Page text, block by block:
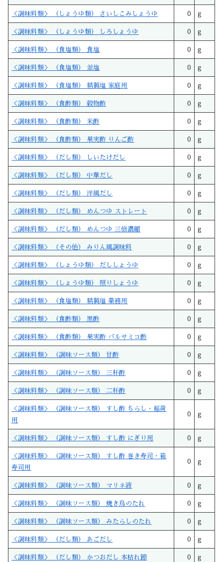
＜調味料類＞ （しょうゆ類） さいしこみしょうゆ 0 g
＜調味料類＞ （しょうゆ類） しろしょうゆ 0 g
＜調味料類＞ （食塩類） 食塩 0 g
＜調味料類＞ （食塩類） 並塩 0 g
＜調味料類＞ （食塩類） 精製塩 家庭用 0 g
＜調味料類＞ （食酢類） 穀物酢 0 g
＜調味料類＞ （食酢類） 米酢 0 g
＜調味料類＞ （食酢類） 果実酢 りんご酢 0 g
＜調味料類＞ （だし類） しいたけだし 0 g
＜調味料類＞ （だし類） 中華だし 0 g
＜調味料類＞ （だし類） 洋風だし 0 g
＜調味料類＞ （だし類） めんつゆ ストレート 0 g
＜調味料類＞ （だし類） めんつゆ 三倍濃縮 0 g
＜調味料類＞ （その他） みりん風調味料 0 g
＜調味料類＞ （しょうゆ類） だししょうゆ 0 g
＜調味料類＞ （しょうゆ類） 照りしょうゆ 0 g
＜調味料類＞ （食塩類） 精製塩 業務用 0 g
＜調味料類＞ （食酢類） 黒酢 0 g
＜調味料類＞ （食酢類） 果実酢 バルサミコ酢 0 g
＜調味料類＞ （調味ソース類） 甘酢 0 g
＜調味料類＞ （調味ソース類） 三杯酢 0 g
＜調味料類＞ （調味ソース類） 二杯酢 0 g
＜調味料類＞ （調味ソース類） すし酢 ちらし・稲荷
用
0 g
＜調味料類＞ （調味ソース類） すし酢 にぎり用 0 g
＜調味料類＞ （調味ソース類） すし酢 巻き寿司・箱
寿司用
0 g
＜調味料類＞ （調味ソース類） マリネ液 0 g
＜調味料類＞ （調味ソース類） 焼き鳥のたれ 0 g
＜調味料類＞ （調味ソース類） みたらしのたれ 0 g
＜調味料類＞ （だし類） あごだし 0 g
＜調味料類＞ （だし類） かつおだし 本枯れ節 0 g